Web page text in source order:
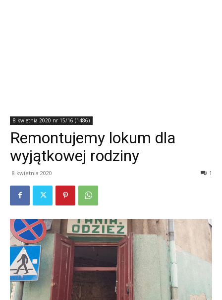
8 kwietnia 2020 nr 15/16 (1486)
Remontujemy lokum dla
wyjątkowej rodziny
8 kwietnia 2020 1